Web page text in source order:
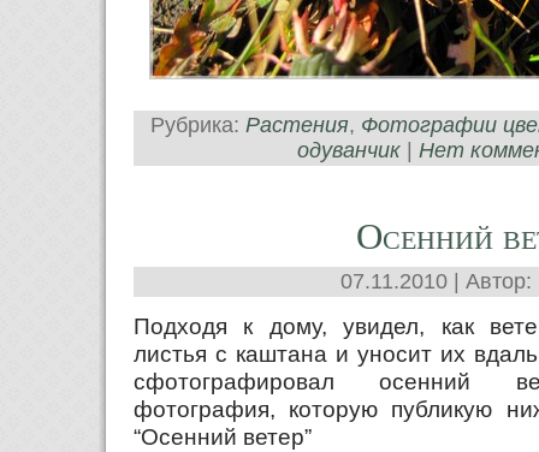
Рубрика: Растения, Фотографии
одуванчик | Нет
Осенний
07.11.2010 | Автор:
Подходя к дому, увидел, как
листья с каштана и уносит их
сфотографировал осенний
фотография, которую публикую
“Осенний ветер”